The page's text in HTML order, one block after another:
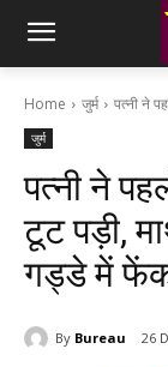
Home जुर्म पत्नी ने
जुर्म
पत्नी ने
टूट पड़ी,
गड्डे में फेंक
By Bureau 26